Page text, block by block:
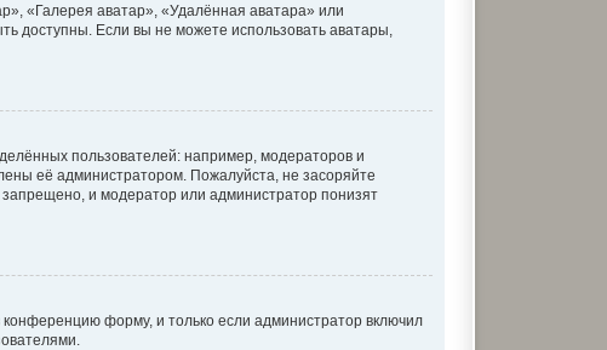
«Галерея аватар», «Удалённая аватара» или
доступны. Если вы не можете использовать аватары,
пользователей: например, модераторов и
её администратором. Пожалуйста, не засоряйте
и модератор или администратор понизят
форму, и только если администратор включил